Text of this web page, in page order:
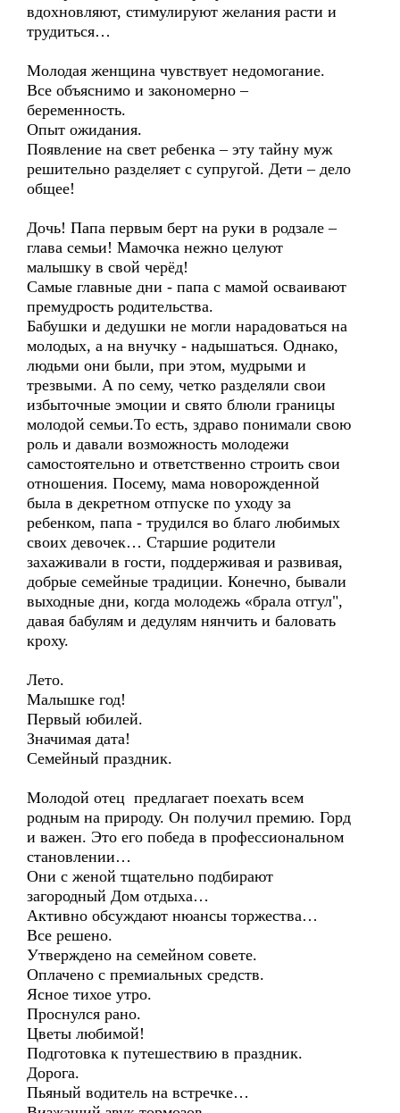
вдохновляют, стимулируют желания расти и
трудиться…
Молодая женщина чувствует недомогание.
Все объяснимо и закономерно –
беременность.
Опыт ожидания.
Появление на свет ребенка – эту тайну муж
решительно разделяет с супругой. Дети – дело
общее!
Дочь! Папа первым берт на руки в родзале –
глава семьи! Мамочка нежно целуют
малышку в свой черёд!
Самые главные дни - папа с мамой осваивают
премудрость родительства.
Бабушки и дедушки не могли нарадоваться на
молодых, а на внучку - надышаться. Однако,
людьми они были, при этом, мудрыми и
трезвыми. А по сему, четко разделяли свои
избыточные эмоции и свято блюли границы
молодой семьи.То есть, здраво понимали свою
роль и давали возможность молодежи
самостоятельно и ответственно строить свои
отношения. Посему, мама новорожденной
была в декретном отпуске по уходу за
ребенком, папа - трудился во благо любимых
своих девочек… Старшие родители
захаживали в гости, поддерживая и развивая,
добрые семейные традиции. Конечно, бывали
выходные дни, когда молодежь «брала отгул",
давая бабулям и дедулям нянчить и баловать
кроху.
Лето.
Малышке год!
Первый юбилей.
Значимая дата!
Семейный праздник.
Молодой отец предлагает поехать всем
родным на природу. Он получил премию. Горд
и важен. Это его победа в профессиональном
становлении…
Они с женой тщательно подбирают
загородный Дом отдыха…
Активно обсуждают нюансы торжества…
Все решено.
Утверждено на семейном совете.
Оплачено с премиальных средств.
Ясное тихое утро.
Проснулся рано.
Цветы любимой!
Подготовка к путешествию в праздник.
Дорога.
Пьяный водитель на встречке…